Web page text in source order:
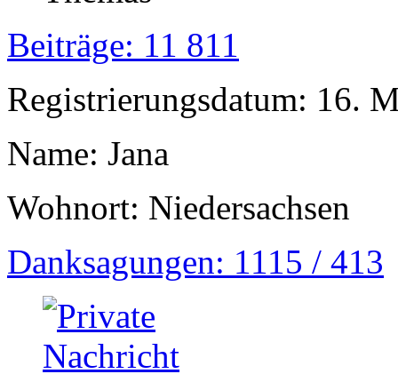
Beiträge: 11 811
Registrierungsdatum: 16.
Name: Jana
Wohnort: Niedersachsen
Danksagungen: 1115 / 413